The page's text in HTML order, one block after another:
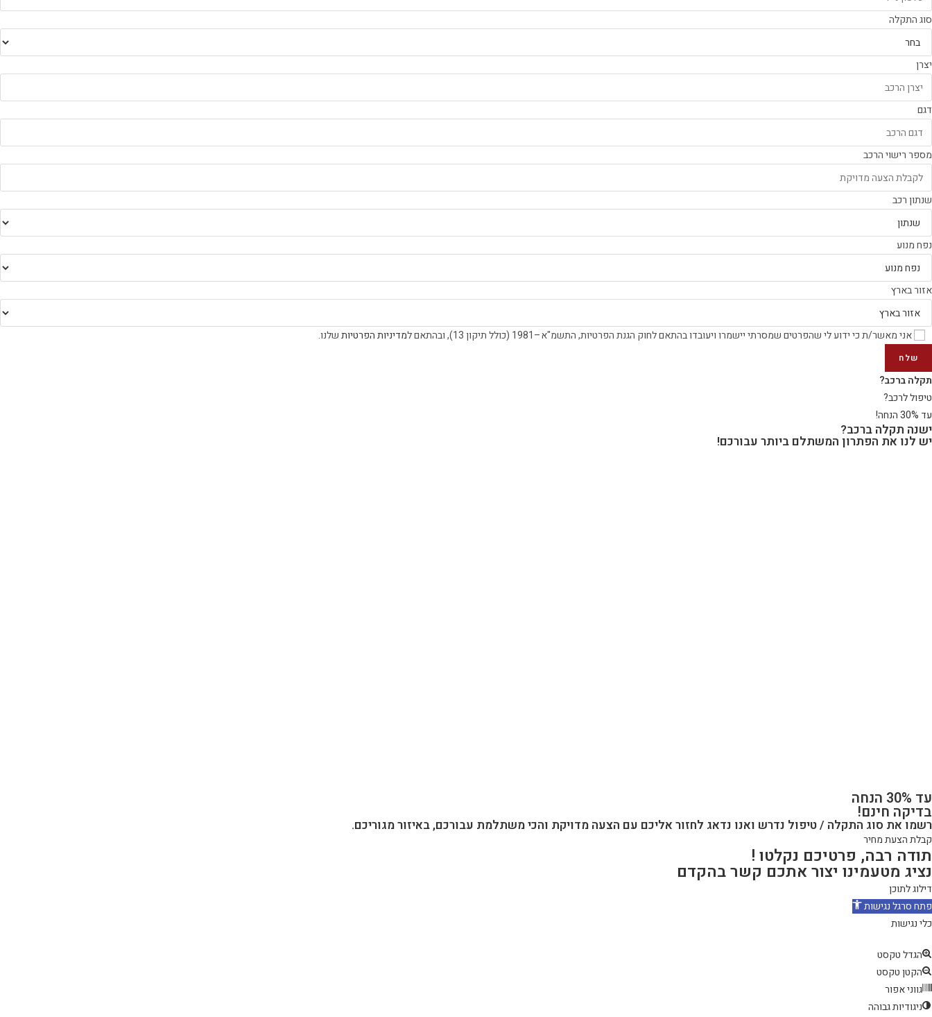
סוג התקלה
יצרן
דגם
מספר רישוי הרכב
שנתון רכב
נפח מנוע
אזור בארץ
אני מאשר/ת כי ידוע לי שהפרטים שמסרתי יישמרו ויעובדו בהתאם לחוק הגנת הפרטיות, התשמ"א–1981 (כולל תיקון 13), ובהתאם ל מדיניות הפרטיותשלנו.
שלח
תקלה ברכב?
טיפול לרכב?
עד 30% הנחה!
ישנה תקלה ברכב?
יש לנו את הפתרון המשתלם ביותר עבורכם!
עד 30% הנחה
בדיקה חינם!
רשמו את סוג התקלה / טיפול נדרש ואנו נדאג לחזור אליכם עם הצעה מדויקת והכי משתלמת עבורכם, באיזור מגוריכם.
קבלת הצעת מחיר
תודה רבה, פרטיכם נקלטו !
נציג מטעמינו יצור אתכם קשר בהקדם
דילוג לתוכן
פתח סרגל נגישות
כלי נגישות
הגדל טקסט
הקטן טקסט
גווני אפור
ניגודיות גבוהה